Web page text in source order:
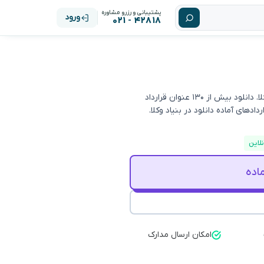
پشتیبانی و رزرو مشاوره
۴۲۸۱۸ - ۰۲۱ ورود
تنظیم قرارداد توسط وکلای متخصص امور قراردادها در بنیاد وکلا. دانلود بیش از ۱۳۰ عنوان قرارداد
آماده دانلود در بنیاد وکلا.
امکان ارسال مدارک